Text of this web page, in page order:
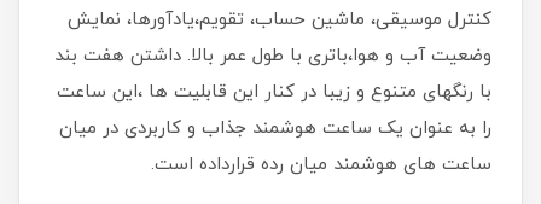
کنترل موسیقی، ماشین حساب، تقویم،یادآورها، نمایش
وضعیت آب و هوا،باتری با طول عمر بالا. داشتن هفت بند
با رنگهای متنوع و زیبا در کنار این قابلیت ها ،این ساعت
را به عنوان یک ساعت هوشمند جذاب و کاربردی در میان
ساعت های هوشمند میان رده قرارداده است.